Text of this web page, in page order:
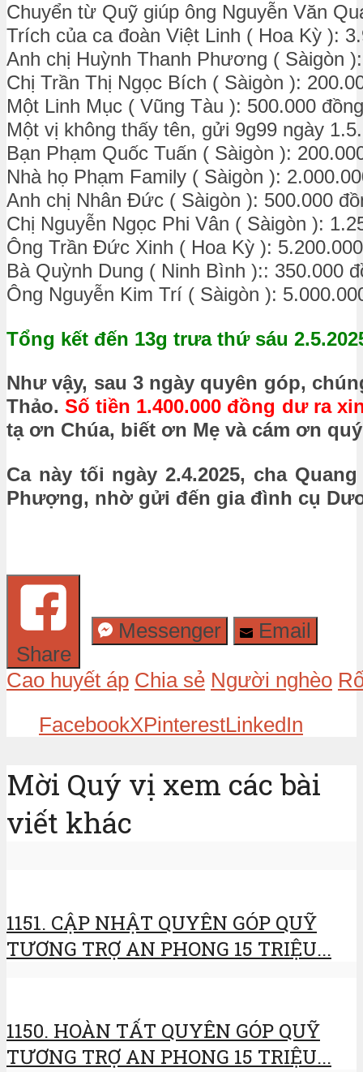
Chuyển từ Quỹ giúp ông Nguyễn Văn
Trích của ca đoàn Việt Linh ( Hoa Kỳ ):
Anh chị Huỳnh Thanh Phương ( Sàigòn
Chị Trần Thị Ngọc Bích ( Sàigòn ):
Một Linh Mục ( Vũng Tàu ): 500.000 đồng
Một vị không thấy tên, gửi 9g99 ngày
Bạn Phạm Quốc Tuấn ( Sàigòn ):
Nhà họ Phạm Family ( Sàigòn ):
Anh chị Nhân Đức ( Sàigòn ): 500.000
Chị Nguyễn Ngọc Phi Vân ( Sàigòn ):
Ông Trần Đức Xinh ( Hoa Kỳ ):
Bà Quỳnh Dung ( Ninh Bình ):: 350.000
Ông Nguyễn Kim Trí ( Sàigòn ):
Tổng kết đến 13g trưa thứ sáu 2.5.2
Như vậy, sau 3 ngày quyên góp,
Thảo.Số tiền 1.400.000 đồng dư ra
tạ ơn Chúa, biết ơn Mẹ và cám ơn
Ca này tối ngày 2.4.2025, cha
Phượng, nhờ gửi đến gia đình cụ
Share
Messenger Email
Cao huyết áp Chia sẻ Người nghèo
FacebookXPinterestLinkedIn
Mời Quý vị xem các bài
viết khác
1151. CẬP NHẬT QUYÊN GÓP QUỸ
TƯƠNG TRỢ AN PHONG 15 TRIỆU...
1150. HOÀN TẤT QUYÊN GÓP QUỸ
TƯƠNG TRỢ AN PHONG 15 TRIỆU...